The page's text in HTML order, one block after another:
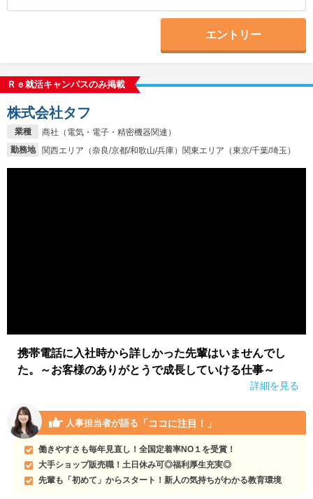
エントリー
Ｒｅ就活キャンパスのみ掲載
業種
商社（電気・電子・精密機器関連）
勤務地
関西エリア（奈良/京都/和歌山/兵庫）関東エリア（東京/千葉/埼玉）
株式会社タフ
携帯電話に入社時から詳しかった先輩はいませんでし
た。～お客様のありがとうで成長していける仕事～
詳細を見る
人事担当者が語る 「ココに注目！」
働きやすさも毎年見直し！全国定着率NO１を受賞！
大手ショップ販売職！土日休み可◎福利厚生充実◎
先輩も「初めて」からスタート！新人の気持ちがわかる教育環境